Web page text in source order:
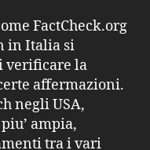
FactCheck.org
in Italia si
verificare la
affermazioni.
negli USA,
ampia,
tra i vari